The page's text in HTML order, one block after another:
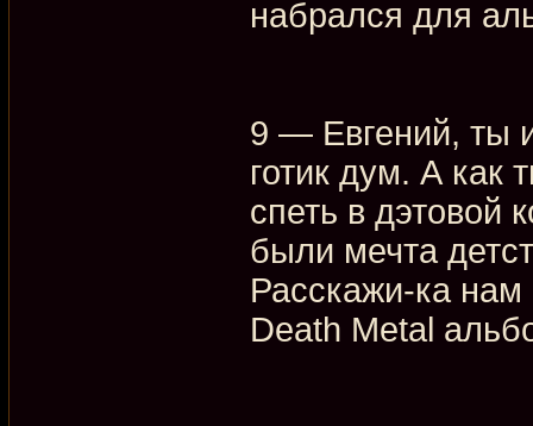
набрался для
9 — Евгений, ты
готик дум. А как
спеть в дэтовой
были мечта
Расскажи-ка
Death Metal